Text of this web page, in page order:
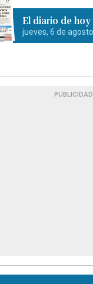
El diario de hoy
jueves, 6 de
PUBLICIDAD